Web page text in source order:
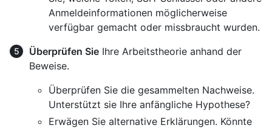
Anmeldeinformationen möglicherweise
verfügbar gemacht oder missbraucht wurden.
Überprüfen Sie Ihre Arbeitstheorie anhand der
Beweise.
Überprüfen Sie die gesammelten Nachweise.
Unterstützt sie Ihre anfängliche Hypothese?
Erwägen Sie alternative Erklärungen. Könnte